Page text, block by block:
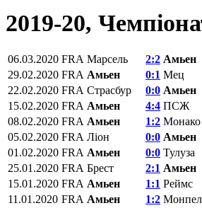
2019-20,
06.03.2020 FRA Марсель 2:2 Амьен
29.02.2020 FRA Амьен 0:1 Мец
22.02.2020 FRA Страсбур 0:0 Амьен
15.02.2020 FRA Амьен 4:4 ПСЖ
08.02.2020 FRA Амьен 1:2 Монако
05.02.2020 FRA Ліон 0:0 Амьен
01.02.2020 FRA Амьен 0:0 Тулуза
25.01.2020 FRA Брест 2:1 Амьен
15.01.2020 FRA Амьен 1:1 Реймс
11.01.2020 FRA Амьен 1:2